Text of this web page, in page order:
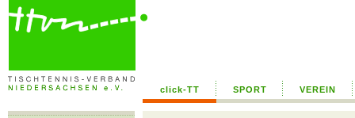
click-TT SPORT VEREIN